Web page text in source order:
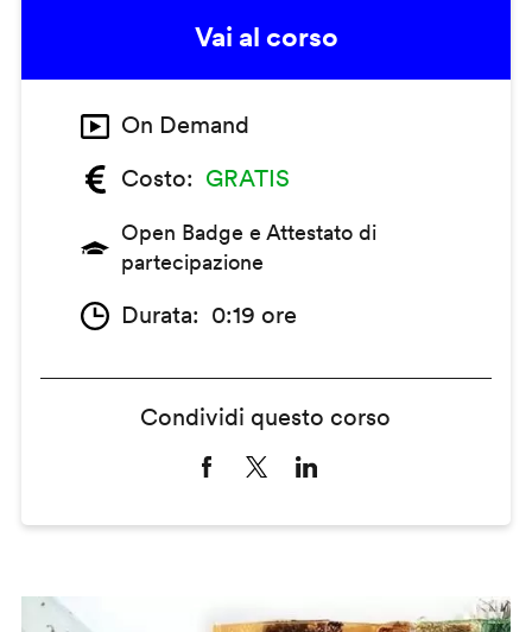
Vai al corso
On Demand
Costo
GRATIS
Open Badge e Attestato di
partecipazione
Durata 0:19 ore
Condividi questo corso